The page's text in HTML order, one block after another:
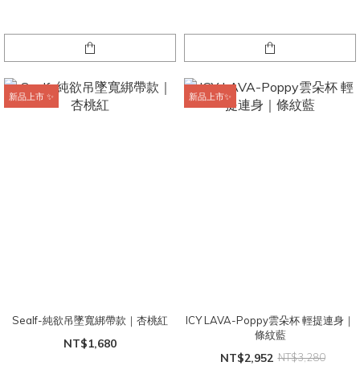
新品上市 ✨
Sealf-純欲吊墜寬綁帶款｜杏桃紅
NT$1,680
新品上市✨
ICY LAVA-Poppy雲朵杯 輕提連身｜
條紋藍
NT$2,952 NT$3,280